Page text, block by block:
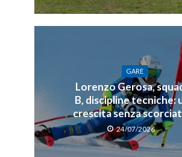
GARE
Lorenzo Gerosa,
B, discipline tecniche:
crescita senza
24/07/2026